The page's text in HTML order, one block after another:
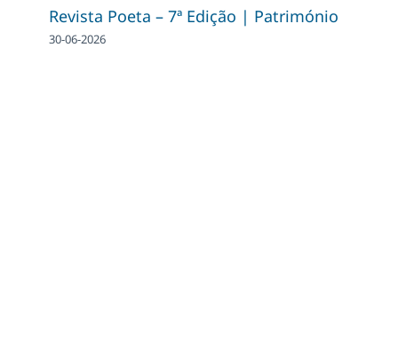
Revista Poeta – 7ª Edição | Património
30-06-2026